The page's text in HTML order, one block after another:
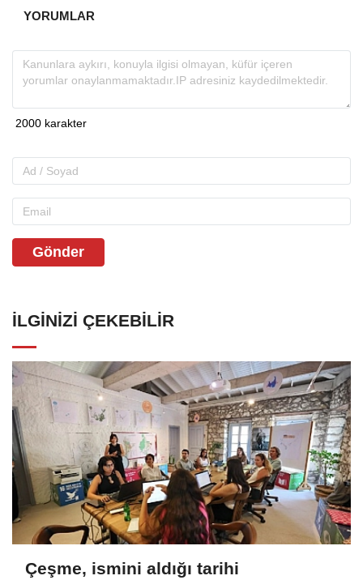
YORUMLAR
Gönder
İLGINIZI ÇEKEBILIR
Çeşme, ismini aldığı tarihi